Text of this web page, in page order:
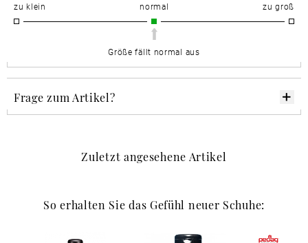
zu klein normal zu groß
Größe fällt normal aus
Frage zum Artikel?
Zuletzt angesehene Artikel
So erhalten Sie das Gefühl neuer Schuhe: